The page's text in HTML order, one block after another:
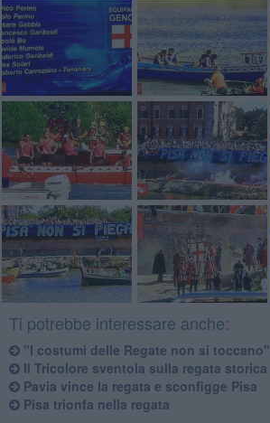
Ti potrebbe interessare anche:
"I costumi delle Regate non si toccano"
​Il Tricolore sventola sulla regata storica
Pavia vince la regata e sconfigge Pisa
Pisa trionfa nella regata